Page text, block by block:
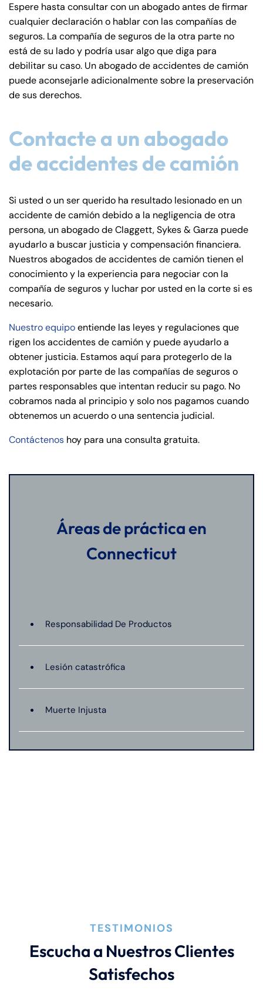
Espere hasta consultar con un abogado antes de firmar
cualquier declaración o hablar con las compañías de
seguros. La compañía de seguros de la otra parte no
está de su lado y podría usar algo que diga para
debilitar su caso. Un abogado de accidentes de camión
puede aconsejarle adicionalmente sobre la preservación
de sus derechos.
Contacte a un abogado
de accidentes de camión
Si usted o un ser querido ha resultado lesionado en un
accidente de camión debido a la negligencia de otra
persona, un abogado de Claggett, Sykes & Garza puede
ayudarlo a buscar justicia y compensación financiera.
Nuestros abogados de accidentes de camión tienen el
conocimiento y la experiencia para negociar con la
compañía de seguros y luchar por usted en la corte si es
necesario.
Nuestro equipoentiende las leyes y regulaciones que
rigen los accidentes de camión y puede ayudarlo a
obtener justicia. Estamos aquí para protegerlo de la
explotación por parte de las compañías de seguros o
partes responsables que intentan reducir su pago. No
cobramos nada al principio y solo nos pagamos cuando
obtenemos un acuerdo o una sentencia judicial.
Contáctenos hoy para una consulta gratuita.
Áreas de práctica en
Connecticut
Responsabilidad De Productos
Lesión catastrófica
Muerte Injusta
TESTIMONIOS
Escucha a Nuestros Clientes
Satisfechos